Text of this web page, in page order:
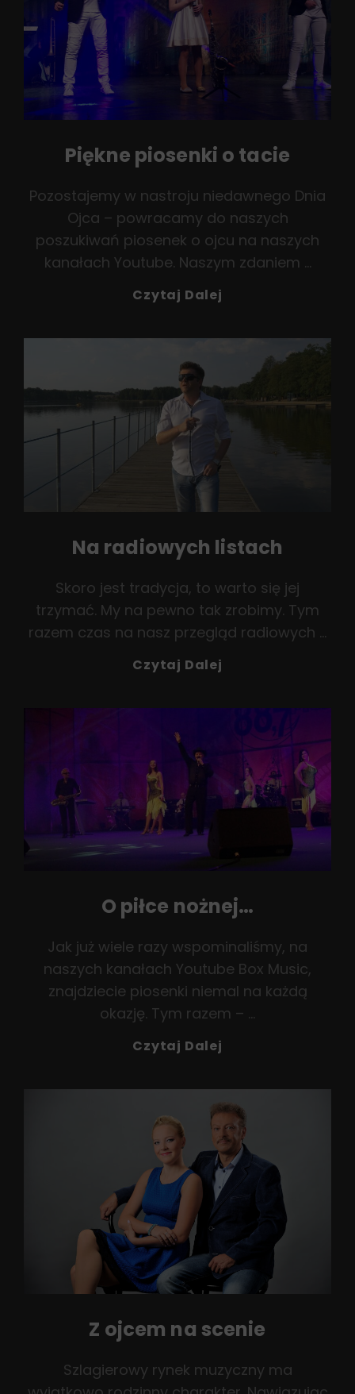
Piękne piosenki o tacie
Pozostajemy w nastroju niedawnego Dnia
Ojca – powracamy do naszych
poszukiwań piosenek o ojcu na naszych
kanałach Youtube. Naszym zdaniem …
Czytaj Dalej
Na radiowych listach
Skoro jest tradycja, to warto się jej
trzymać. My na pewno tak zrobimy. Tym
razem czas na nasz przegląd radiowych …
Czytaj Dalej
O piłce nożnej…
Jak już wiele razy wspominaliśmy, na
naszych kanałach Youtube Box Music,
znajdziecie piosenki niemal na każdą
okazję. Tym razem – …
Czytaj Dalej
Z ojcem na scenie
Szlagierowy rynek muzyczny ma